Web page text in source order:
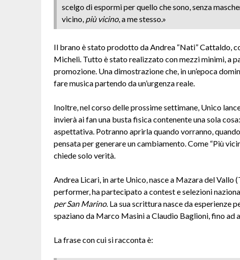
scelgo di espormi per quello che sono, senza
vicino, più vicino, a me stesso.»
Il brano è stato prodotto da Andrea “Nati” Cattaldo,
Micheli. Tutto è stato realizzato con mezzi minimi, a
promozione. Una dimostrazione che, in un’epoca
fare musica partendo da un’urgenza reale.
Inoltre, nel corso delle prossime settimane, Unico
invierà ai fan una busta fisica contenente una sola
aspettativa. Potranno aprirla quando vorranno,
pensata per generare un cambiamento. Come “Più
chiede solo verità.
Andrea Licari, in arte Unico, nasce a Mazara del Vallo
performer, ha partecipato a contest e selezioni
per San Marino. La sua scrittura nasce da
spaziano da Marco Masini a Claudio Baglioni, fino
La frase con cui si racconta è: